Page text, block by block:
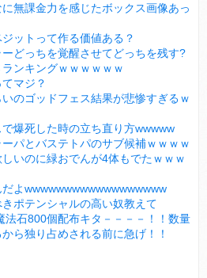
に無課金力を感じたボックス画像あっ
ットって作る価値ある？
ーどっちを覚醒させてどっちを残す?
ンキングｗｗｗｗｗｗ
マジ？
いのゴッドフェス結果が悲惨すぎるｗ
で爆死した時の立ち直り方wwwww
ーパとバステトパのサブ候補ｗｗｗｗ
しいのに緑おでんが4体もでたｗｗｗ
だよwwwwwwwwwwwwwwwwww
きポテンシャルの高い奴教えて
法石800個配布キタ－－－－！！数量
ら独り占めされる前に急げ！！